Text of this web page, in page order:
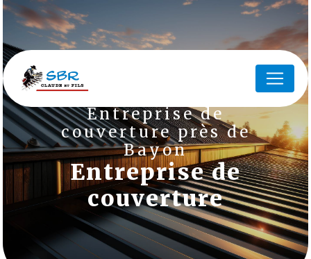
Entreprise de
couverture près de
Bayon
Entreprise de
couverture
Panneau de gestion des cookies